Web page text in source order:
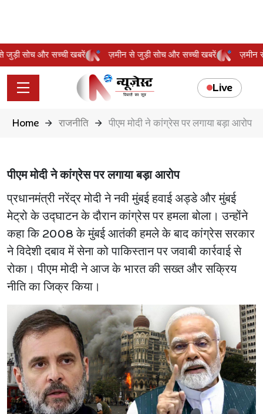
से जुड़ी सोच और सच्ची खबरें ज़मीन से जुड़ी सोच और सच्ची खबरें
Live
Home राजनीति पीएम मोदी ने कांग्रेस पर लगाया बड़ा आरोप
पीएम मोदी ने कांग्रेस पर लगाया बड़ा आरोप
प्रधानमंत्री नरेंद्र मोदी ने नवी मुंबई हवाई अड्डे और मुंबई
मेट्रो के उद्घाटन के दौरान कांग्रेस पर हमला बोला। उन्होंने
कहा कि 2008 के मुंबई आतंकी हमले के बाद कांग्रेस सरकार
ने विदेशी दबाव में सेना को पाकिस्तान पर जवाबी कार्रवाई से
रोका। पीएम मोदी ने आज के भारत की सख्त और सक्रिय
नीति का जिक्र किया।